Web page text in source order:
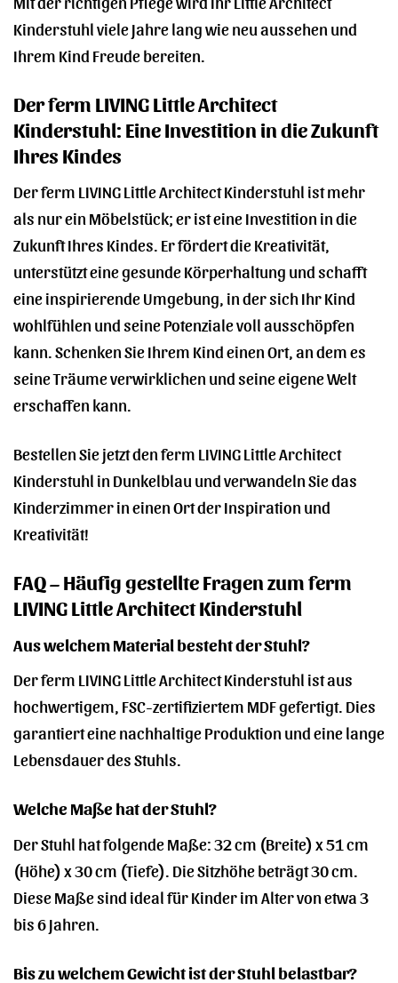
Kinderstuhl viele Jahre lang wie neu aussehen und
Ihrem Kind Freude bereiten.
Der ferm LIVING Little Architect
Kinderstuhl: Eine Investition in die Zukunft
Ihres Kindes
Der ferm LIVING Little Architect Kinderstuhl ist mehr
als nur ein Möbelstück; er ist eine Investition in die
Zukunft Ihres Kindes. Er fördert die Kreativität,
unterstützt eine gesunde Körperhaltung und schafft
eine inspirierende Umgebung, in der sich Ihr Kind
wohlfühlen und seine Potenziale voll ausschöpfen
kann. Schenken Sie Ihrem Kind einen Ort, an dem es
seine Träume verwirklichen und seine eigene Welt
erschaffen kann.
Bestellen Sie jetzt den ferm LIVING Little Architect
Kinderstuhl in Dunkelblau und verwandeln Sie das
Kinderzimmer in einen Ort der Inspiration und
Kreativität!
FAQ – Häufig gestellte Fragen zum ferm
LIVING Little Architect Kinderstuhl
Aus welchem Material besteht der Stuhl?
Der ferm LIVING Little Architect Kinderstuhl ist aus
hochwertigem, FSC-zertifiziertem MDF gefertigt. Dies
garantiert eine nachhaltige Produktion und eine lange
Lebensdauer des Stuhls.
Welche Maße hat der Stuhl?
Der Stuhl hat folgende Maße: 32 cm (Breite) x 51 cm
(Höhe) x 30 cm (Tiefe). Die Sitzhöhe beträgt 30 cm.
Diese Maße sind ideal für Kinder im Alter von etwa 3
bis 6 Jahren.
Bis zu welchem Gewicht ist der Stuhl belastbar?